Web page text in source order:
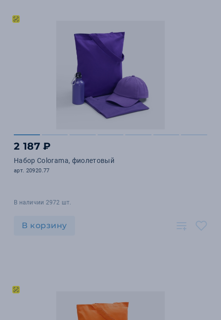
2 187 ₽
Набор Colorama, фиолетовый
арт. 20920.77
В наличии 2972 шт.
В корзину